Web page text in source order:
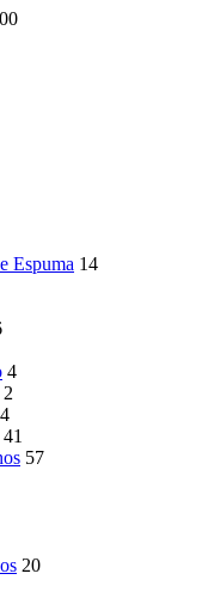
Espuma 14
4
2
41
57
20